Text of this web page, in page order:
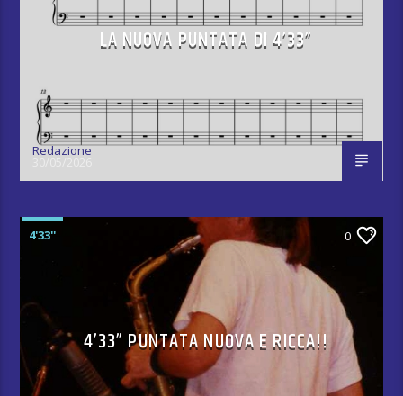
LA NUOVA PUNTATA DI 4’33”
Redazione
4'33'' 0
4’33” PUNTATA NUOVA E RICCA!!